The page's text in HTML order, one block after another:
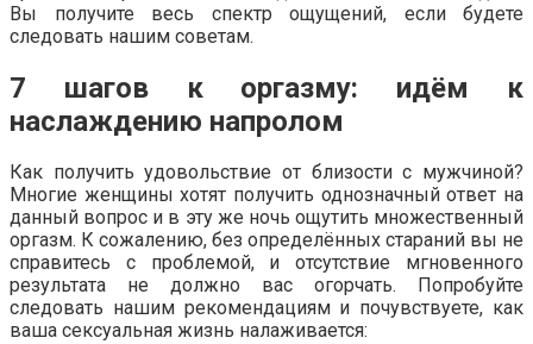
Вы получите весь спектр ощущений, если будете
следовать нашим советам.
7 шагов к оргазму: идём к
наслаждению напролом
Как получить удовольствие от близости с мужчиной?
Многие женщины хотят получить однозначный ответ на
данный вопрос и в эту же ночь ощутить множественный
оргазм. К сожалению, без определённых стараний вы не
справитесь с проблемой, и отсутствие мгновенного
результата не должно вас огорчать. Попробуйте
следовать нашим рекомендациям и почувствуете, как
ваша сексуальная жизнь налаживается: